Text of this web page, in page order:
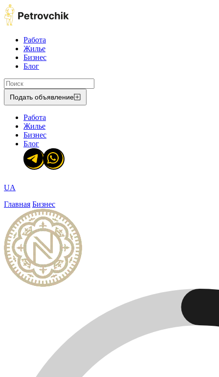
Работа
Жилье
Бизнес
Блог
Подать объявление
Работа
Жилье
Бизнес
Блог
UA
Главная Бизнес